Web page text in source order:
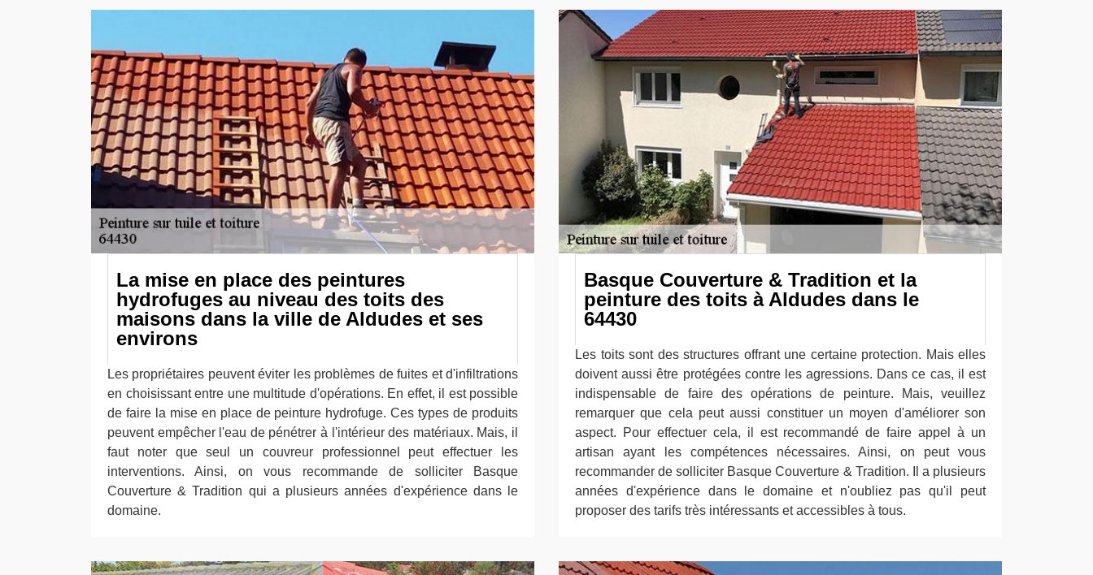
La mise en place des peintures
hydrofuges au niveau des toits des
maisons dans la ville de Aldudes et ses
environs
Les propriétaires peuvent éviter les problèmes de fuites et d'infiltrations
en choisissant entre une multitude d'opérations. En effet, il est possible
de faire la mise en place de peinture hydrofuge. Ces types de produits
peuvent empêcher l'eau de pénétrer à l'intérieur des matériaux. Mais, il
faut noter que seul un couvreur professionnel peut effectuer les
interventions. Ainsi, on vous recommande de solliciter Basque
Couverture & Tradition qui a plusieurs années d'expérience dans le
domaine.
Basque Couverture & Tradition et la
peinture des toits à Aldudes dans le
64430
Les toits sont des structures offrant une certaine protection. Mais elles
doivent aussi être protégées contre les agressions. Dans ce cas, il est
indispensable de faire des opérations de peinture. Mais, veuillez
remarquer que cela peut aussi constituer un moyen d'améliorer son
aspect. Pour effectuer cela, il est recommandé de faire appel à un
artisan ayant les compétences nécessaires. Ainsi, on peut vous
recommander de solliciter Basque Couverture & Tradition. Il a plusieurs
années d'expérience dans le domaine et n'oubliez pas qu'il peut
proposer des tarifs très intéressants et accessibles à tous.